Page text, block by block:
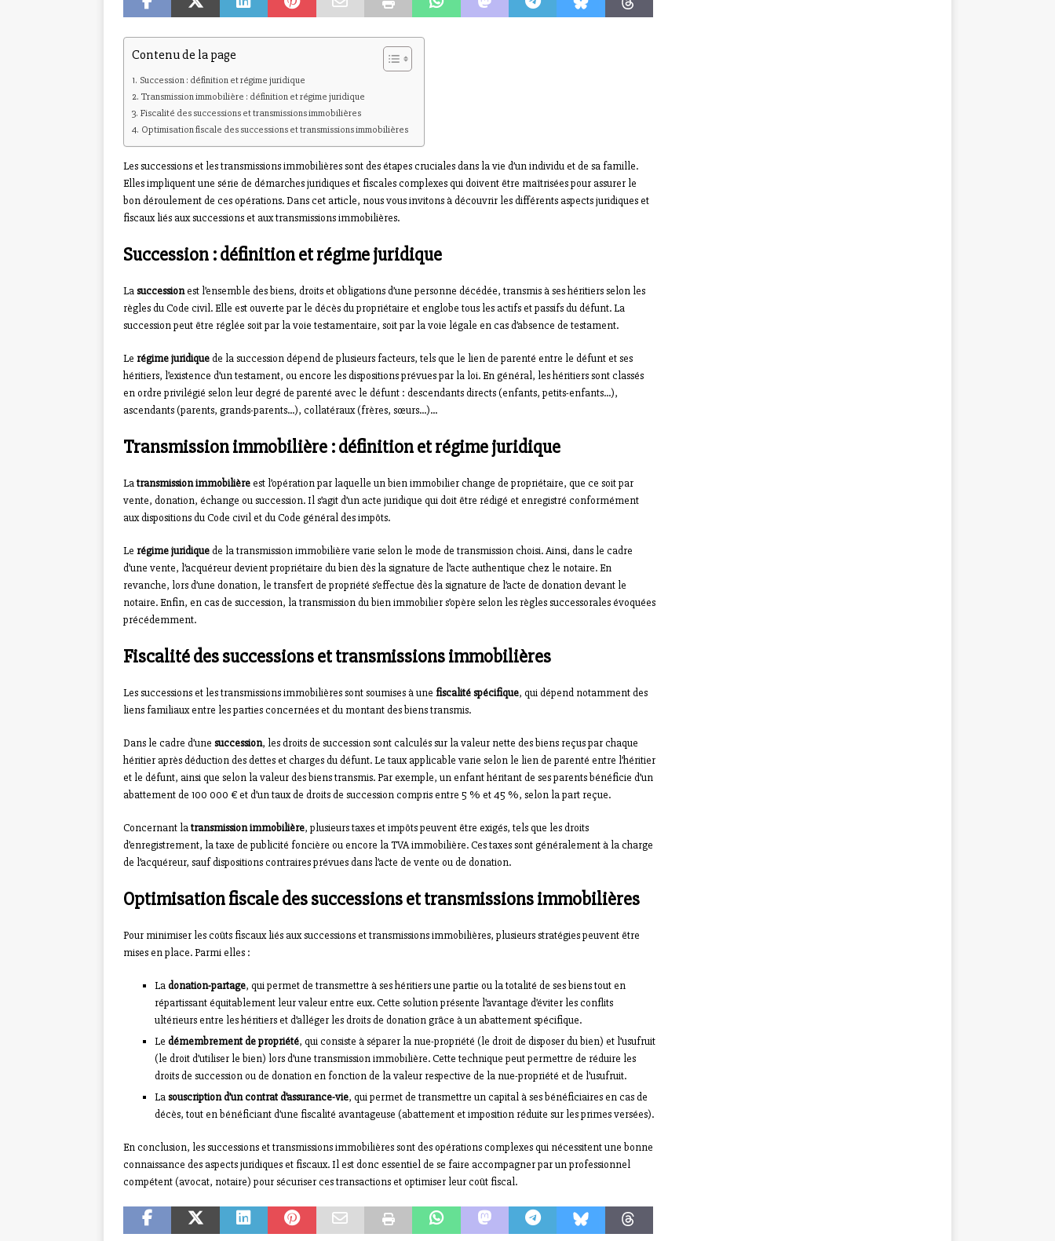
Contenu de la page
Succession : définition et régime juridique
Transmission immobilière : définition et régime juridique
Fiscalité des successions et transmissions immobilières
Optimisation fiscale des successions et transmissions immobilières
Les successions et les transmissions immobilières sont des étapes cruciales dans la vie d’un individu et de sa famille.
Elles impliquent une série de démarches juridiques et fiscales complexes qui doivent être maîtrisées pour assurer le
bon déroulement de ces opérations. Dans cet article, nous vous invitons à découvrir les différents aspects juridiques et
fiscaux liés aux successions et aux transmissions immobilières.
Succession : définition et régime juridique
Lasuccessionest l’ensemble des biens, droits et obligations d’une personne décédée, transmis à ses héritiers selon les
règles du Code civil. Elle est ouverte par le décès du propriétaire et englobe tous les actifs et passifs du défunt. La
succession peut être réglée soit par la voie testamentaire, soit par la voie légale en cas d’absence de testament.
Le régime juridiquede la succession dépend de plusieurs facteurs, tels que le lien de parenté entre le défunt et ses
héritiers, l’existence d’un testament, ou encore les dispositions prévues par la loi. En général, les héritiers sont classés
en ordre privilégié selon leur degré de parenté avec le défunt : descendants directs (enfants, petits-enfants…),
ascendants (parents, grands-parents…), collatéraux (frères, sœurs…)…
Transmission immobilière : définition et régime juridique
Latransmission immobilièreest l’opération par laquelle un bien immobilier change de propriétaire, que ce soit par
vente, donation, échange ou succession. Il s’agit d’un acte juridique qui doit être rédigé et enregistré conformément
aux dispositions du Code civil et du Code général des impôts.
Le régime juridiquede la transmission immobilière varie selon le mode de transmission choisi. Ainsi, dans le cadre
d’une vente, l’acquéreur devient propriétaire du bien dès la signature de l’acte authentique chez le notaire. En
revanche, lors d’une donation, le transfert de propriété s’effectue dès la signature de l’acte de donation devant le
notaire. Enfin, en cas de succession, la transmission du bien immobilier s’opère selon les règles successorales évoquées
précédemment.
Fiscalité des successions et transmissions immobilières
Les successions et les transmissions immobilières sont soumises à une fiscalité spécifique, qui dépend notamment des
liens familiaux entre les parties concernées et du montant des biens transmis.
Dans le cadre d’une succession, les droits de succession sont calculés sur la valeur nette des biens reçus par chaque
héritier après déduction des dettes et charges du défunt. Le taux applicable varie selon le lien de parenté entre l’héritier
et le défunt, ainsi que selon la valeur des biens transmis. Par exemple, un enfant héritant de ses parents bénéficie d’un
abattement de 100 000 € et d’un taux de droits de succession compris entre 5 % et 45 %, selon la part reçue.
Concernant latransmission immobilière, plusieurs taxes et impôts peuvent être exigés, tels que les droits
d’enregistrement, la taxe de publicité foncière ou encore la TVA immobilière. Ces taxes sont généralement à la charge
de l’acquéreur, sauf dispositions contraires prévues dans l’acte de vente ou de donation.
Optimisation fiscale des successions et transmissions immobilières
Pour minimiser les coûts fiscaux liés aux successions et transmissions immobilières, plusieurs stratégies peuvent être
mises en place. Parmi elles :
Ladonation-partage, qui permet de transmettre à ses héritiers une partie ou la totalité de ses biens tout en
répartissant équitablement leur valeur entre eux. Cette solution présente l’avantage d’éviter les conflits
ultérieurs entre les héritiers et d’alléger les droits de donation grâce à un abattement spécifique.
Le démembrement de propriété, qui consiste à séparer la nue-propriété (le droit de disposer du bien) et l’usufruit
(le droit d’utiliser le bien) lors d’une transmission immobilière. Cette technique peut permettre de réduire les
droits de succession ou de donation en fonction de la valeur respective de la nue-propriété et de l’usufruit.
Lasouscription d’un contrat d’assurance-vie, qui permet de transmettre un capital à ses bénéficiaires en cas de
décès, tout en bénéficiant d’une fiscalité avantageuse (abattement et imposition réduite sur les primes versées).
En conclusion, les successions et transmissions immobilières sont des opérations complexes qui nécessitent une bonne
connaissance des aspects juridiques et fiscaux. Il est donc essentiel de se faire accompagner par un professionnel
compétent (avocat, notaire) pour sécuriser ces transactions et optimiser leur coût fiscal.